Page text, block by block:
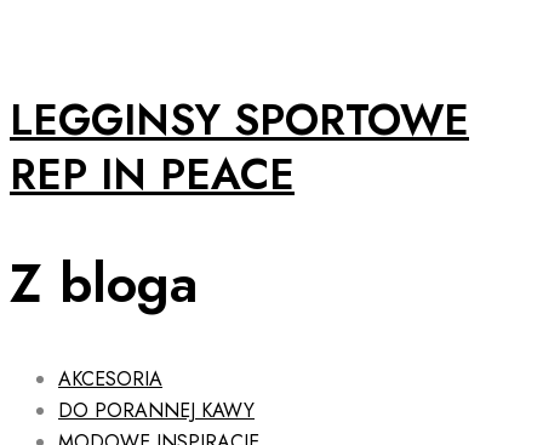
LEGGINSY SPORTOWE
REP IN PEACE
Z bloga
AKCESORIA
DO PORANNEJ KAWY